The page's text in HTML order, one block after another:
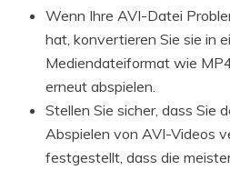
Wenn Ihre AVI-Datei
hat, konvertieren Sie sie in
Mediendateiformat wie
erneut abspielen.
Stellen Sie sicher, dass Sie
Abspielen von AVI-Videos
festgestellt, dass die